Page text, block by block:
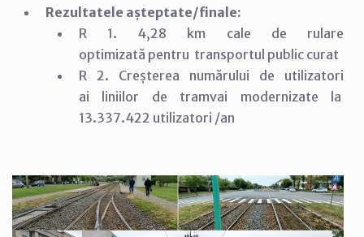
Rezultatele așteptate/finale:
R 1. 4,28 km cale de rulare
optimizată pentru transportul public curat
R 2. Creșterea numărului de utilizatori
ai liniilor de tramvai modernizate la
13.337.422 utilizatori /an